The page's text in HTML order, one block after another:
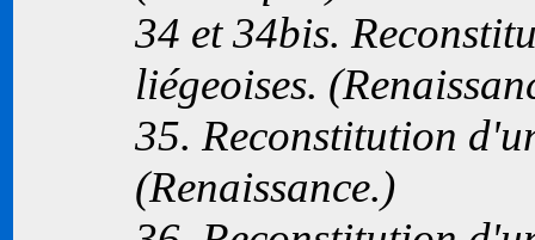
34 et 34bis.
liégeoises.
35. Reconstitution
(Renaissance.)